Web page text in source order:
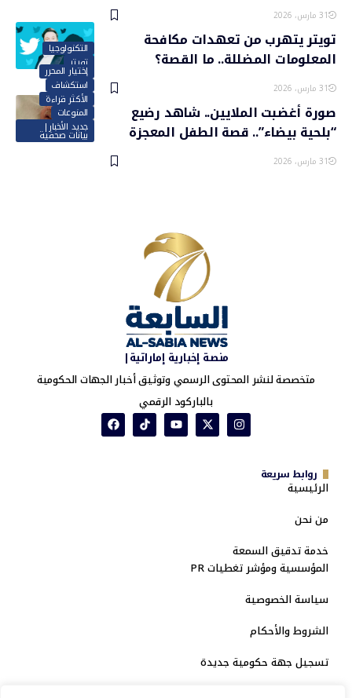
31 مارس، 2026
التكنولوجيا
تويتر
تويتر يتهرب من تعهدات مكافحة
المعلومات المضللة.. ما القصة؟
31 مارس، 2026
إختيار المحرر
استكشاف
الأكثر قراءة
المنوعات
جديد الأخبار|
بيانات صحفية
صورة أغضبت الملايين.. شاهد رضيع
“بلحية بيضاء”.. قصة الطفل المعجزة
31 مارس، 2026
منصة إخبارية إماراتية|
متخصصة لنشر المحتوى الرسمي وتوثيق أخبار الجهات الحكومية
بالباركود الرقمي
روابط سريعة
الرئيسية
من نحن
خدمة تدقيق السمعة
المؤسسية ومؤشر تغطيات PR
سياسة الخصوصية
الشروط والأحكام
تسجيل جهة حكومية جديدة